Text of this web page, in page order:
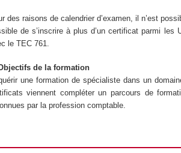
des raisons de calendrier d’examen, il n’est
de s’inscrire à plus d’un certificat parmi
le TEC 761.
de la formation
une formation de spécialiste dans un
viennent compléter un parcours de
par la profession comptable.